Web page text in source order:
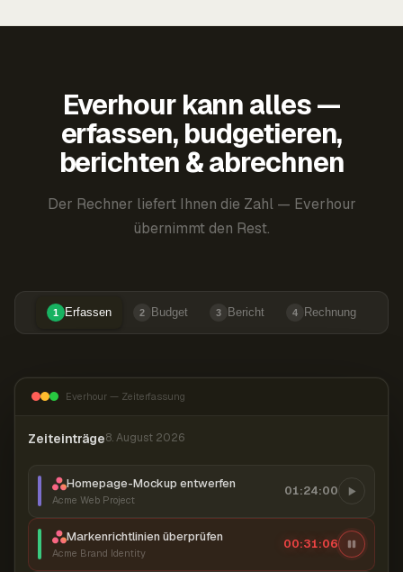
Everhour kann alles —
erfassen, budgetieren,
berichten & abrechnen
Der Rechner liefert Ihnen die Zahl — Everhour
übernimmt den Rest.
1 Erfassen 2 Budget 3 Bericht 4 Rechnung
Everhour — Zeiterfassung
Zeiteinträge8. August 2026
Homepage-Mockup entwerfen
Acme Web Project
01:24:00
Markenrichtlinien überprüfen
Acme Brand Identity
00:31:07